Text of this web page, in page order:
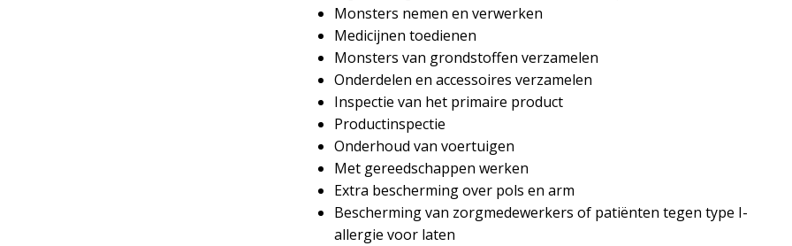
Monsters nemen en verwerken
Medicijnen toedienen
Monsters van grondstoffen verzamelen
Onderdelen en accessoires verzamelen
Inspectie van het primaire product
Productinspectie
Onderhoud van voertuigen
Met gereedschappen werken
Extra bescherming over pols en arm
Bescherming van zorgmedewerkers of patiënten tegen type I-
allergie voor laten